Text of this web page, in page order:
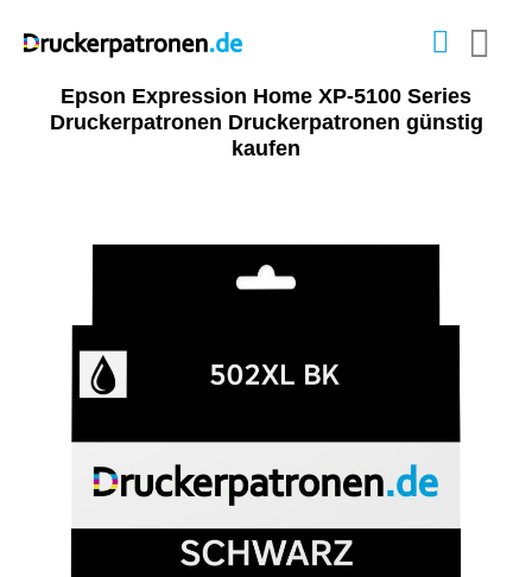
Epson Expression Home XP-5100 Series
Druckerpatronen Druckerpatronen günstig
kaufen